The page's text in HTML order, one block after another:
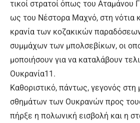
τι­κοί στρα­τοί ό­πως του Α­τα­μά­νου
ως του Νέ­στο­ρα Μα­χνό, στη νό­τια
κρα­νί­α των κο­ζα­κι­κών
συμ­μά­χων των μπολ­σε­βί­κων, οι
μο­ποι­ή­σουν για να κα­τα­λά­βουν
Ου­κρα­νί­α11.
Κα­θο­ρι­στι­κό, πά­ντως, γε­γο­νός
σθη­μά­των των Ου­κρα­νών προς
πήρ­ξε η πο­λω­νι­κή ει­σβο­λή και η